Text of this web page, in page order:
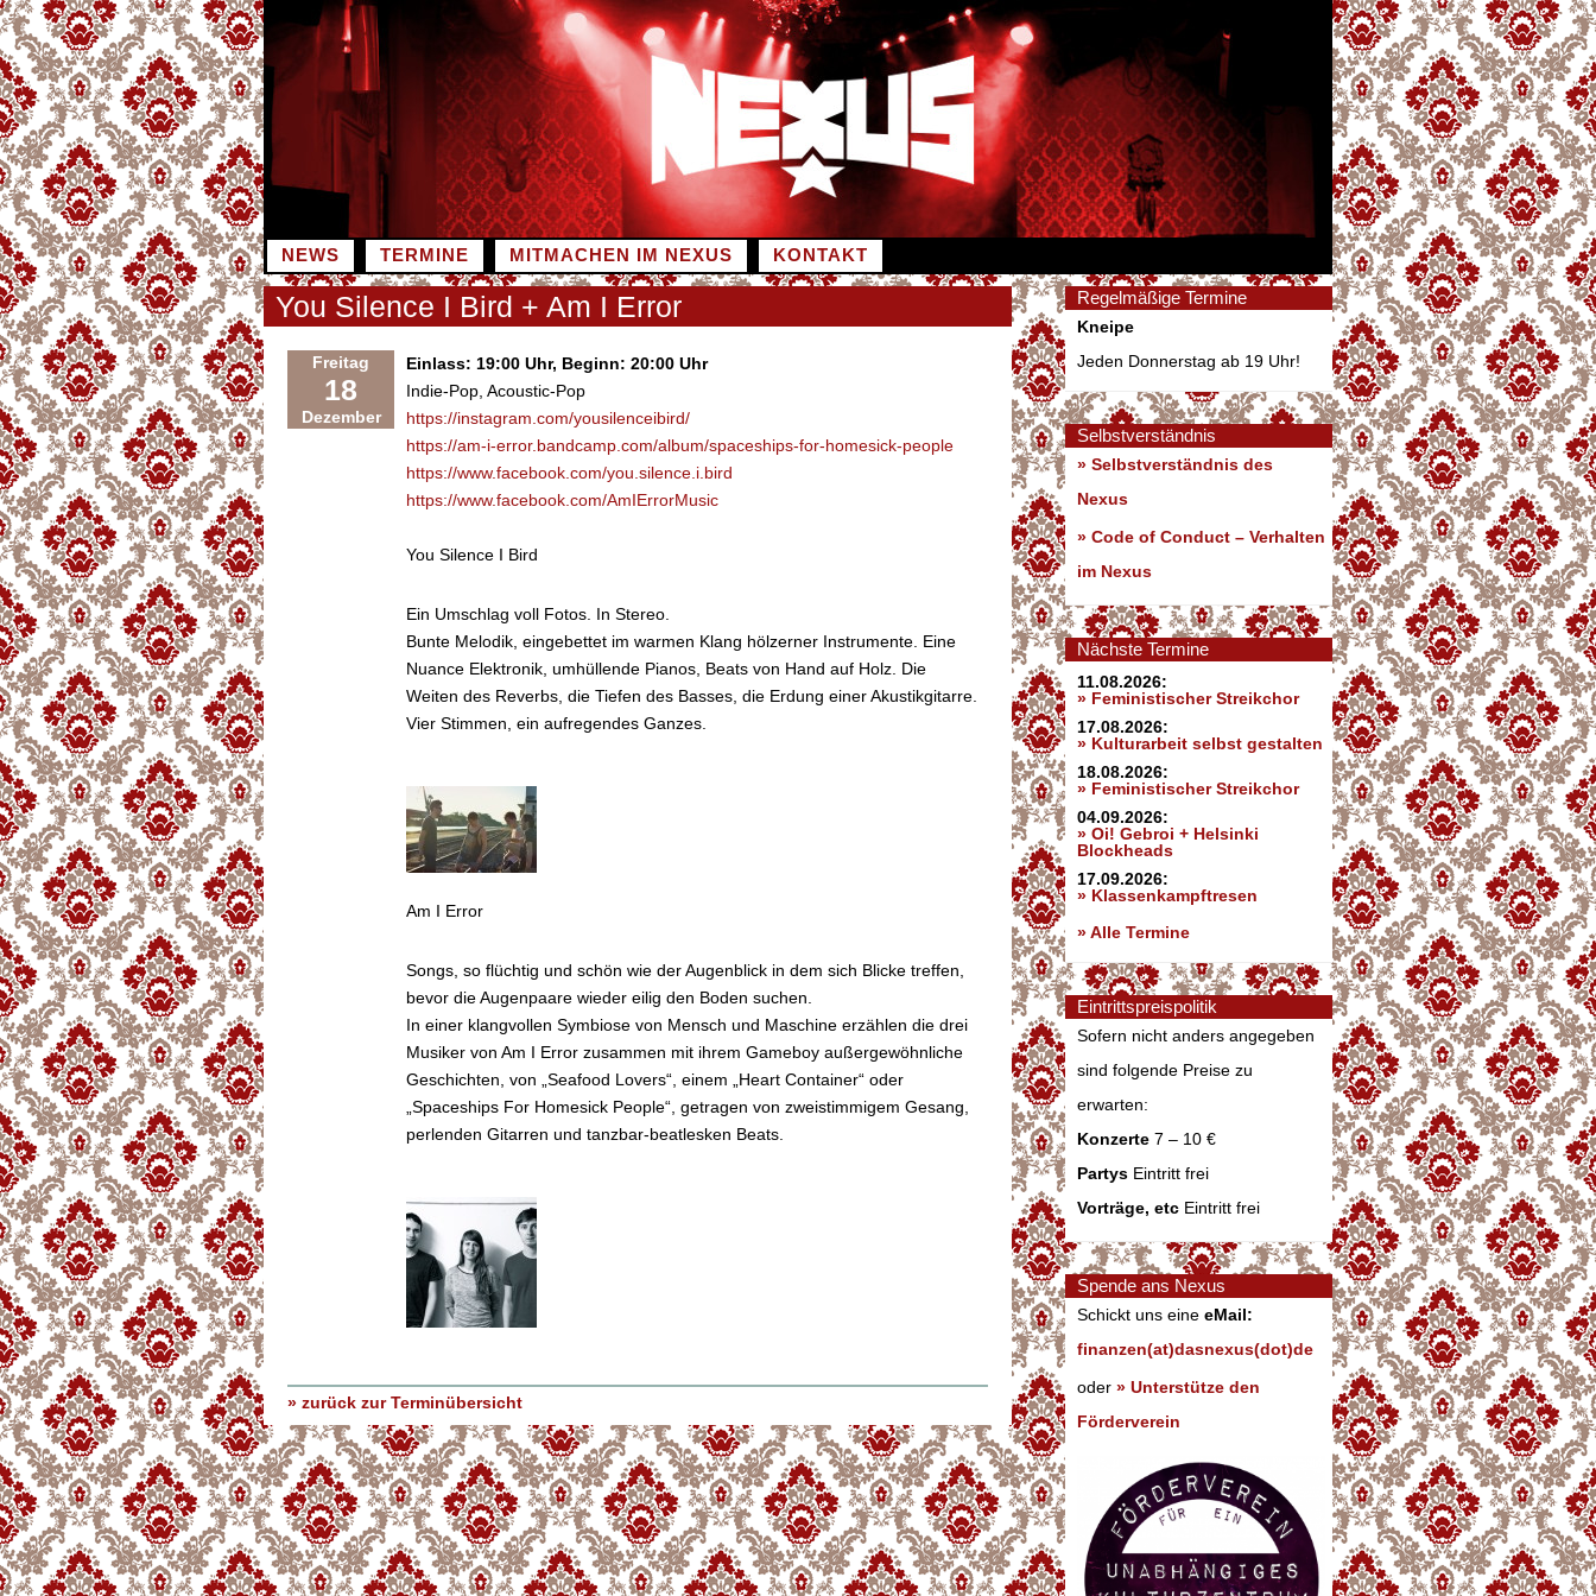
Zum
Inhalt
springen
NEWS TERMINE MITMACHEN IM NEXUS KONTAKT
You Silence I Bird + Am I Error
Freitag
18
Dezember
Einlass: 19:00 Uhr, Beginn: 20:00 Uhr
Indie-Pop, Acoustic-Pop
https://instagram.com/yousilenceibird/
https://am-i-error.bandcamp.com/album/spaceships-for-homesick-people
https://www.facebook.com/you.silence.i.bird
https://www.facebook.com/AmIErrorMusic
You Silence I Bird
Ein Umschlag voll Fotos. In Stereo.
Bunte Melodik, eingebettet im warmen Klang hölzerner Instrumente. Eine
Nuance Elektronik, umhüllende Pianos, Beats von Hand auf Holz. Die
Weiten des Reverbs, die Tiefen des Basses, die Erdung einer Akustikgitarre.
Vier Stimmen, ein aufregendes Ganzes.
Am I Error
Songs, so flüchtig und schön wie der Augenblick in dem sich Blicke treffen,
bevor die Augenpaare wieder eilig den Boden suchen.
In einer klangvollen Symbiose von Mensch und Maschine erzählen die drei
Musiker von Am I Error zusammen mit ihrem Gameboy außergewöhnliche
Geschichten, von „Seafood Lovers“, einem „Heart Container“ oder
„Spaceships For Homesick People“, getragen von zweistimmigem Gesang,
perlenden Gitarren und tanzbar-beatlesken Beats.
» zurück zur Terminübersicht
Regelmäßige Termine
Kneipe
Jeden Donnerstag ab 19 Uhr!
Selbstverständnis
» Selbstverständnis des
Nexus
» Code of Conduct – Verhalten
im Nexus
Nächste Termine
11.08.2026:
» Feministischer Streikchor
17.08.2026:
» Kulturarbeit selbst gestalten
18.08.2026:
» Feministischer Streikchor
04.09.2026:
» Oi! Gebroi + Helsinki
Blockheads
17.09.2026:
» Klassenkampftresen
» Alle Termine
Eintrittspreispolitik
Sofern nicht anders angegeben
sind folgende Preise zu
erwarten:
Konzerte 7 – 10 €
Partys Eintritt frei
Vorträge, etc Eintritt frei
Spende ans Nexus
Schickt uns eine eMail:
finanzen(at)dasnexus(dot)de
oder » Unterstütze den
Förderverein